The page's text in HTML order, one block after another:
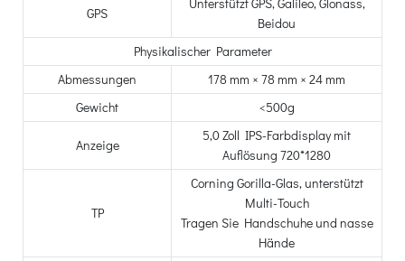
GPS
Beidou
Physikalischer Parameter
Abmessungen
178 mm × 78 mm × 24 mm
Gewicht
<500g
Anzeige
5,0 Zoll IPS-Farbdisplay mit
Auflösung 720*1280
TP
Corning Gorilla-Glas, unterstützt
Multi-Touch
Tragen Sie Handschuhe und nasse
Hände